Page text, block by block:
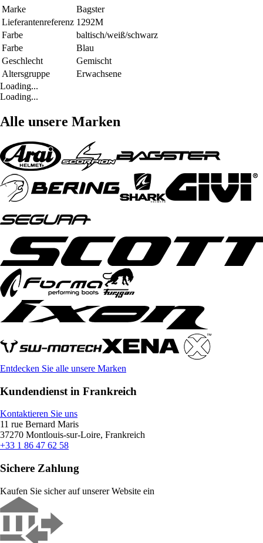
Marke
Bagster
Lieferantenreferenz 1292M
Farbe
baltisch/weiß/schwarz
Farbe
Blau
Geschlecht
Gemischt
Altersgruppe
Erwachsene
Loading...
Loading...
Alle unsere Marken
Entdecken Sie alle unsere Marken
Kundendienst in Frankreich
Kontaktieren Sie uns
11 rue Bernard Maris
37270 Montlouis-sur-Loire, Frankreich
+33 1 86 47 62 58
Sichere Zahlung
Kaufen Sie sicher auf unserer Website ein